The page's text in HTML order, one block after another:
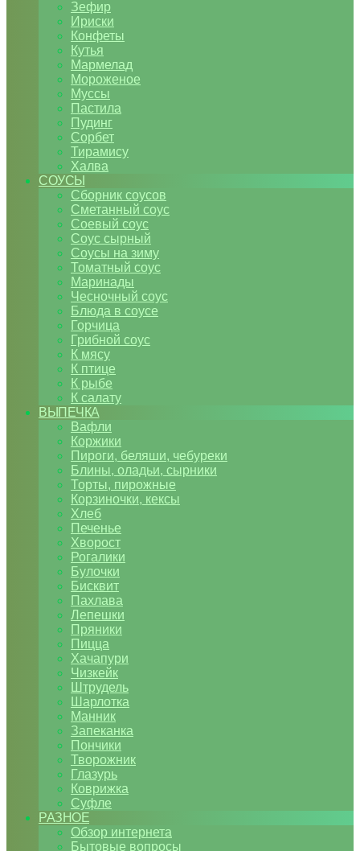
Зефир
Ириски
Конфеты
Кутья
Мармелад
Мороженое
Муссы
Пастила
Пудинг
Сорбет
Тирамису
Халва
СОУСЫ
Сборник соусов
Сметанный соус
Соевый соус
Соус сырный
Соусы на зиму
Томатный соус
Маринады
Чесночный соус
Блюда в соусе
Горчица
Грибной соус
К мясу
К птице
К рыбе
К салату
ВЫПЕЧКА
Вафли
Коржики
Пироги, беляши, чебуреки
Блины, оладьи, сырники
Торты, пирожные
Корзиночки, кексы
Хлеб
Печенье
Хворост
Рогалики
Булочки
Бисквит
Пахлава
Лепешки
Пряники
Пицца
Хачапури
Чизкейк
Штрудель
Шарлотка
Манник
Запеканка
Пончики
Творожник
Глазурь
Коврижка
Суфле
РАЗНОЕ
Обзор интернета
Бытовые вопросы